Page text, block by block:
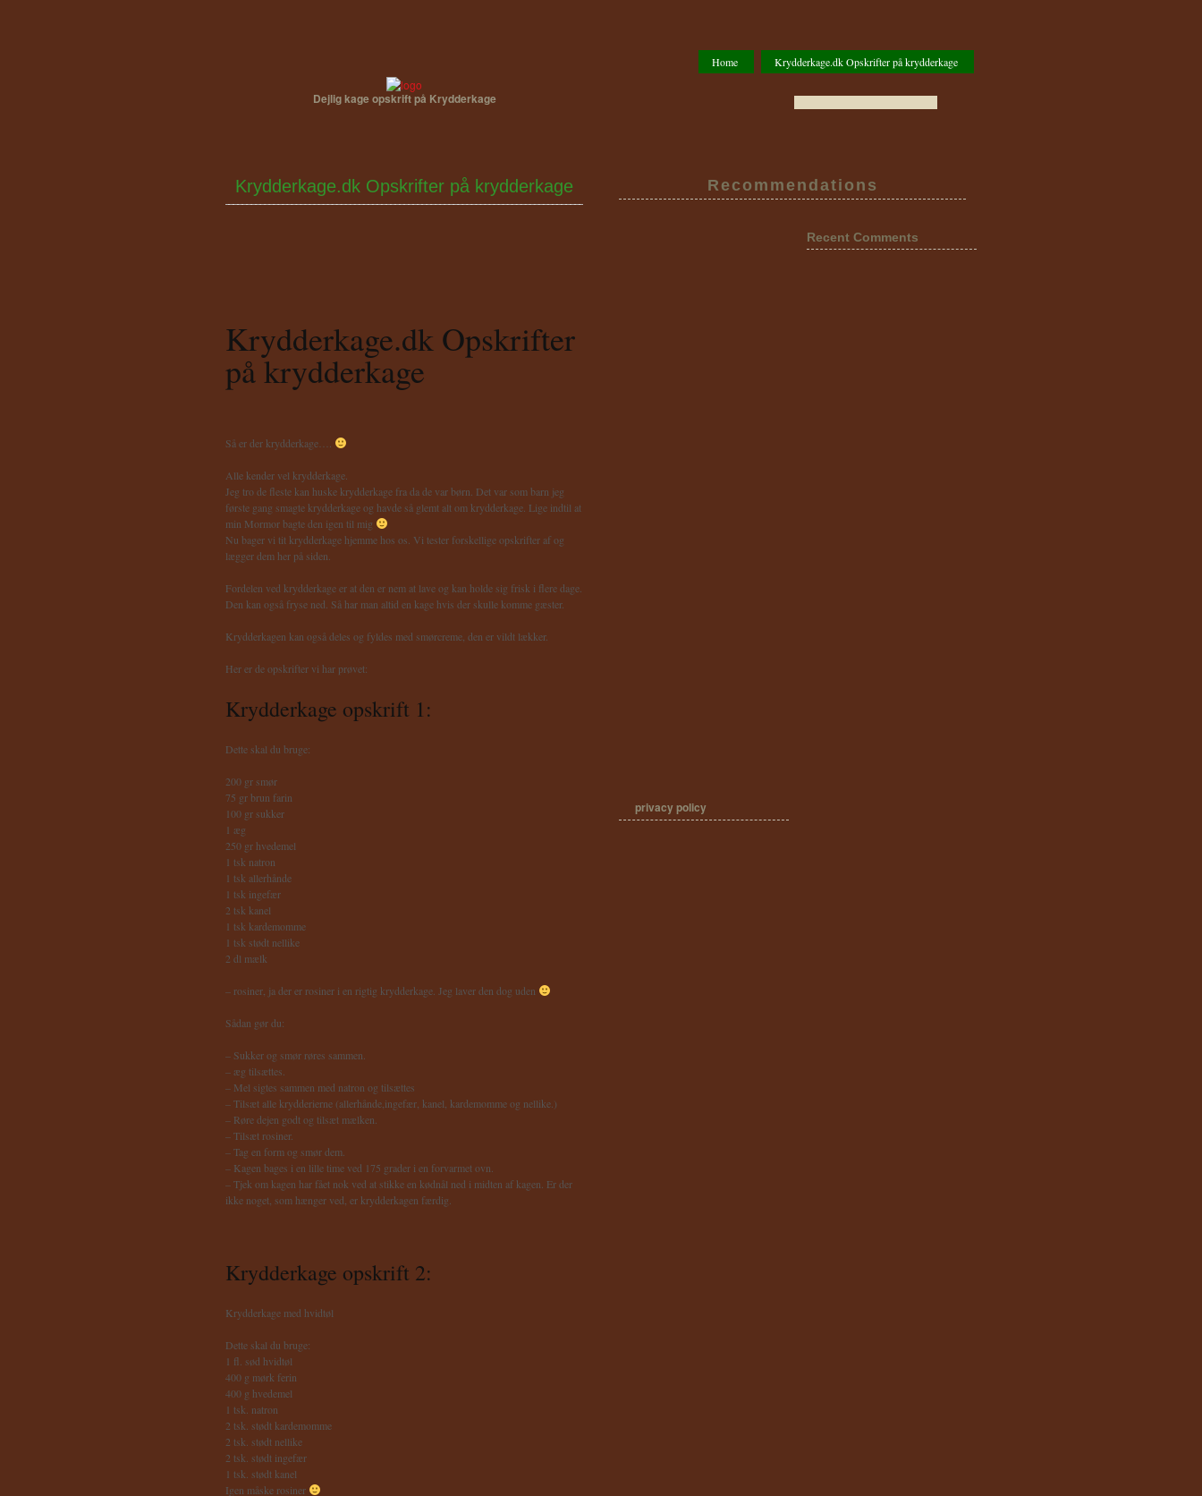
Home Krydderkage.dk Opskrifter på krydderkage
Dejlig kage opskrift på Krydderkage
Krydderkage.dk Opskrifter på krydderkage
Krydderkage.dk Opskrifter
på krydderkage
Så er der krydderkage….
Alle kender vel krydderkage.
Jeg tro de fleste kan huske krydderkage fra da de var børn. Det var som barn jeg
første gang smagte krydderkage og havde så glemt alt om krydderkage. Lige indtil at
min Mormor bagte den igen til mig
Nu bager vi tit krydderkage hjemme hos os. Vi tester forskellige opskrifter af og
lægger dem her på siden.
Fordelen ved krydderkage er at den er nem at lave og kan holde sig frisk i flere dage.
Den kan også fryse ned. Så har man altid en kage hvis der skulle komme gæster.
Krydderkagen kan også deles og fyldes med smørcreme, den er vildt lækker.
Her er de opskrifter vi har prøvet:
Krydderkage opskrift 1:
Dette skal du bruge:
200 gr smør
75 gr brun farin
100 gr sukker
1 æg
250 gr hvedemel
1 tsk natron
1 tsk allerhånde
1 tsk ingefær
2 tsk kanel
1 tsk kardemomme
1 tsk stødt nellike
2 dl mælk
– rosiner, ja der er rosiner i en rigtig krydderkage. Jeg laver den dog uden
Sådan gør du:
– Sukker og smør røres sammen.
– æg tilsættes.
– Mel sigtes sammen med natron og tilsættes
– Tilsæt alle krydderierne (allerhånde,ingefær, kanel, kardemomme og nellike.)
– Røre dejen godt og tilsæt mælken.
– Tilsæt rosiner.
– Tag en form og smør dem.
– Kagen bages i en lille time ved 175 grader i en forvarmet ovn.
– Tjek om kagen har fået nok ved at stikke en kødnål ned i midten af kagen. Er der
ikke noget, som hænger ved, er krydderkagen færdig.
Krydderkage opskrift 2:
Krydderkage med hvidtøl
Dette skal du bruge:
1 fl. sød hvidtøl
400 g mørk ferin
400 g hvedemel
1 tsk. natron
2 tsk. stødt kardemomme
2 tsk. stødt nellike
2 tsk. stødt ingefær
1 tsk. stødt kanel
Igen måske rosiner
Recommendations
privacy policy
Recent Comments